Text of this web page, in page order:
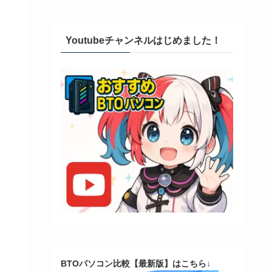
Youtubeチャンネルはじめました！
BTOパソコン比較【最新版】はこちら↓